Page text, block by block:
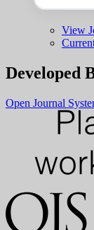
View
Developed
Open Journal